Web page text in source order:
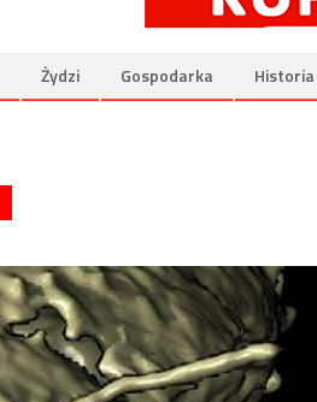
Żydzi Gospodarka Historia